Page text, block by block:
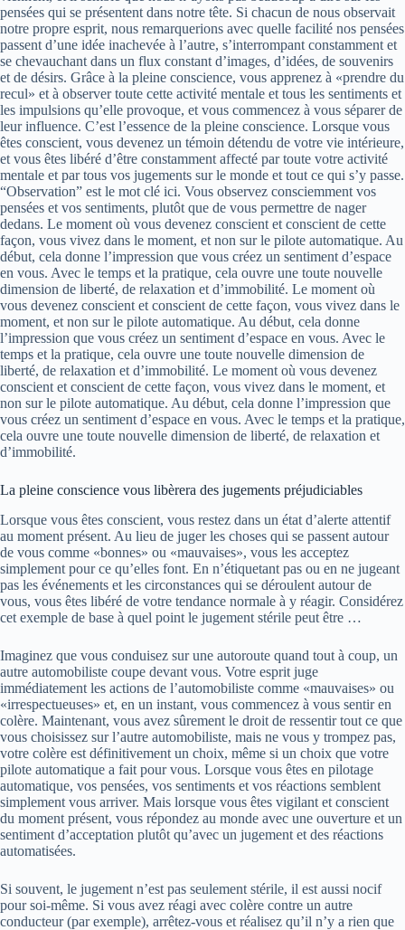
pensées qui se présentent dans notre tête. Si chacun de nous observait
notre propre esprit, nous remarquerions avec quelle facilité nos pensées
passent d’une idée inachevée à l’autre, s’interrompant constamment et
se chevauchant dans un flux constant d’images, d’idées, de souvenirs
et de désirs. Grâce à la pleine conscience, vous apprenez à «prendre du
recul» et à observer toute cette activité mentale et tous les sentiments et
les impulsions qu’elle provoque, et vous commencez à vous séparer de
leur influence. C’est l’essence de la pleine conscience. Lorsque vous
êtes conscient, vous devenez un témoin détendu de votre vie intérieure,
et vous êtes libéré d’être constamment affecté par toute votre activité
mentale et par tous vos jugements sur le monde et tout ce qui s’y passe.
“Observation” est le mot clé ici. Vous observez consciemment vos
pensées et vos sentiments, plutôt que de vous permettre de nager
dedans. Le moment où vous devenez conscient et conscient de cette
façon, vous vivez dans le moment, et non sur le pilote automatique. Au
début, cela donne l’impression que vous créez un sentiment d’espace
en vous. Avec le temps et la pratique, cela ouvre une toute nouvelle
dimension de liberté, de relaxation et d’immobilité. Le moment où
vous devenez conscient et conscient de cette façon, vous vivez dans le
moment, et non sur le pilote automatique. Au début, cela donne
l’impression que vous créez un sentiment d’espace en vous. Avec le
temps et la pratique, cela ouvre une toute nouvelle dimension de
liberté, de relaxation et d’immobilité. Le moment où vous devenez
conscient et conscient de cette façon, vous vivez dans le moment, et
non sur le pilote automatique. Au début, cela donne l’impression que
vous créez un sentiment d’espace en vous. Avec le temps et la pratique,
cela ouvre une toute nouvelle dimension de liberté, de relaxation et
d’immobilité.
La pleine conscience vous libèrera des jugements préjudiciables
Lorsque vous êtes conscient, vous restez dans un état d’alerte attentif
au moment présent. Au lieu de juger les choses qui se passent autour
de vous comme «bonnes» ou «mauvaises», vous les acceptez
simplement pour ce qu’elles font. En n’étiquetant pas ou en ne jugeant
pas les événements et les circonstances qui se déroulent autour de
vous, vous êtes libéré de votre tendance normale à y réagir. Considérez
cet exemple de base à quel point le jugement stérile peut être …
Imaginez que vous conduisez sur une autoroute quand tout à coup, un
autre automobiliste coupe devant vous. Votre esprit juge
immédiatement les actions de l’automobiliste comme «mauvaises» ou
«irrespectueuses» et, en un instant, vous commencez à vous sentir en
colère. Maintenant, vous avez sûrement le droit de ressentir tout ce que
vous choisissez sur l’autre automobiliste, mais ne vous y trompez pas,
votre colère est définitivement un choix, même si un choix que votre
pilote automatique a fait pour vous. Lorsque vous êtes en pilotage
automatique, vos pensées, vos sentiments et vos réactions semblent
simplement vous arriver. Mais lorsque vous êtes vigilant et conscient
du moment présent, vous répondez au monde avec une ouverture et un
sentiment d’acceptation plutôt qu’avec un jugement et des réactions
automatisées.
Si souvent, le jugement n’est pas seulement stérile, il est aussi nocif
pour soi-même. Si vous avez réagi avec colère contre un autre
conducteur (par exemple), arrêtez-vous et réalisez qu’il n’y a rien que